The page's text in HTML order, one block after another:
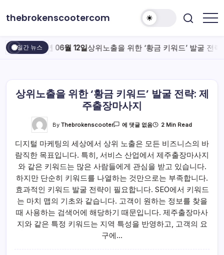
문
건
thebrokenscootercom
일간 뉴스
2026년 06월 12일상위노출을 위한 ‘황금 키워드’ 발굴 전
상위노출을 위한 ‘황금 키워드’ 발굴 전략: 제
주출장마사지
By Thebrokenscooter
상
출
위
한
‘황
금
키
워
발
굴
전
략:
제
에 댓글 없음 2 Min Read
디지털 마케팅의 세상에서 상위 노출은 모든 비즈니스의 바
람직한 목표입니다. 특히, 서비스 산업에서 제주출장마사지
와 같은 키워드는 많은 사람들에게 관심을 받고 있습니다.
하지만 단순히 키워드를 나열하는 것만으로는 부족합니다.
효과적인 키워드 발굴 전략이 필요합니다. SEO에서 키워드
는 마치 맵의 기초와 같습니다. 고객이 원하는 정보를 찾을
때 사용하는 검색어에 해당하기 때문입니다. 제주출장마사
지와 같은 특정 키워드는 지역 특성을 반영하고, 고객의 요
구에…